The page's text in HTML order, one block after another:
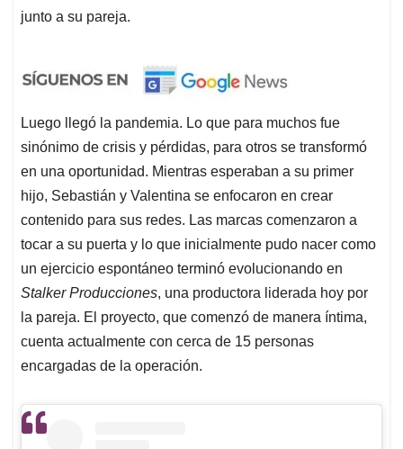
junto a su pareja.
Luego llegó la pandemia. Lo que para muchos fue
sinónimo de crisis y pérdidas, para otros se transformó
en una oportunidad. Mientras esperaban a su primer
hijo, Sebastián y Valentina se enfocaron en crear
contenido para sus redes. Las marcas comenzaron a
tocar a su puerta y lo que inicialmente pudo nacer como
un ejercicio espontáneo terminó evolucionando en
Stalker Producciones, una productora liderada hoy por
la pareja. El proyecto, que comenzó de manera íntima,
cuenta actualmente con cerca de 15 personas
encargadas de la operación.